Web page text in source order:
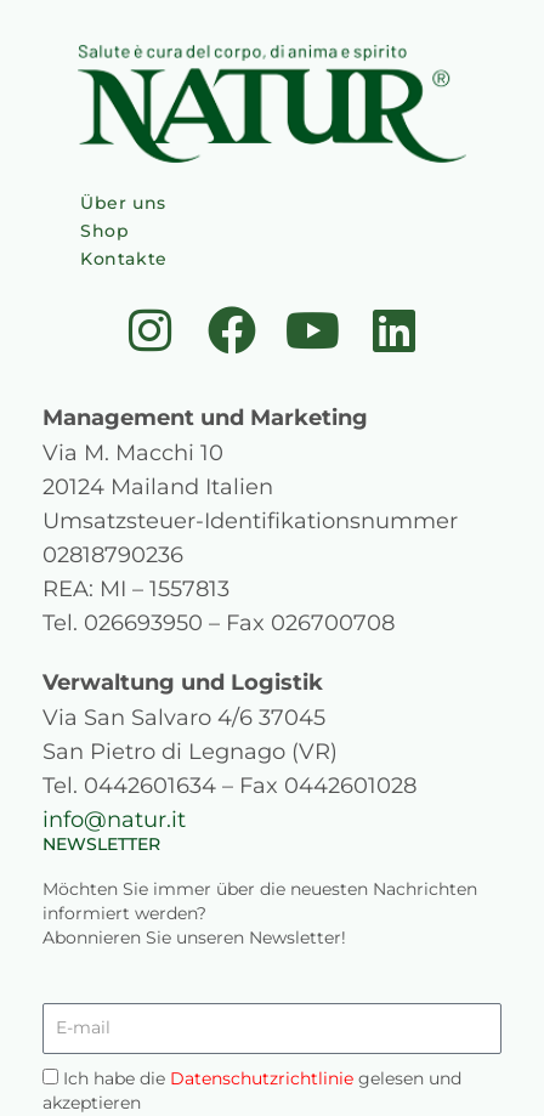
Über uns
Shop
Kontakte
I
n
s
t
a
g
r
m
F
a
c
e
b
o
k
Y
o
u
u
e
L
i
e
i
Management und Marketing
Via M. Macchi 10
20124 Mailand Italien
Umsatzsteuer-Identifikationsnummer
02818790236
REA: MI – 1557813
Tel. 026693950 – Fax 026700708
Verwaltung und Logistik
Via San Salvaro 4/6 37045
San Pietro di Legnago (VR)
Tel. 0442601634 – Fax 0442601028
info@natur.it
NEWSLETTER
Möchten Sie immer über die neuesten Nachrichten
informiert werden?
Abonnieren Sie unseren Newsletter!
mail
Privacy
Ich habe die Datenschutzrichtlinie gelesen und
akzeptieren